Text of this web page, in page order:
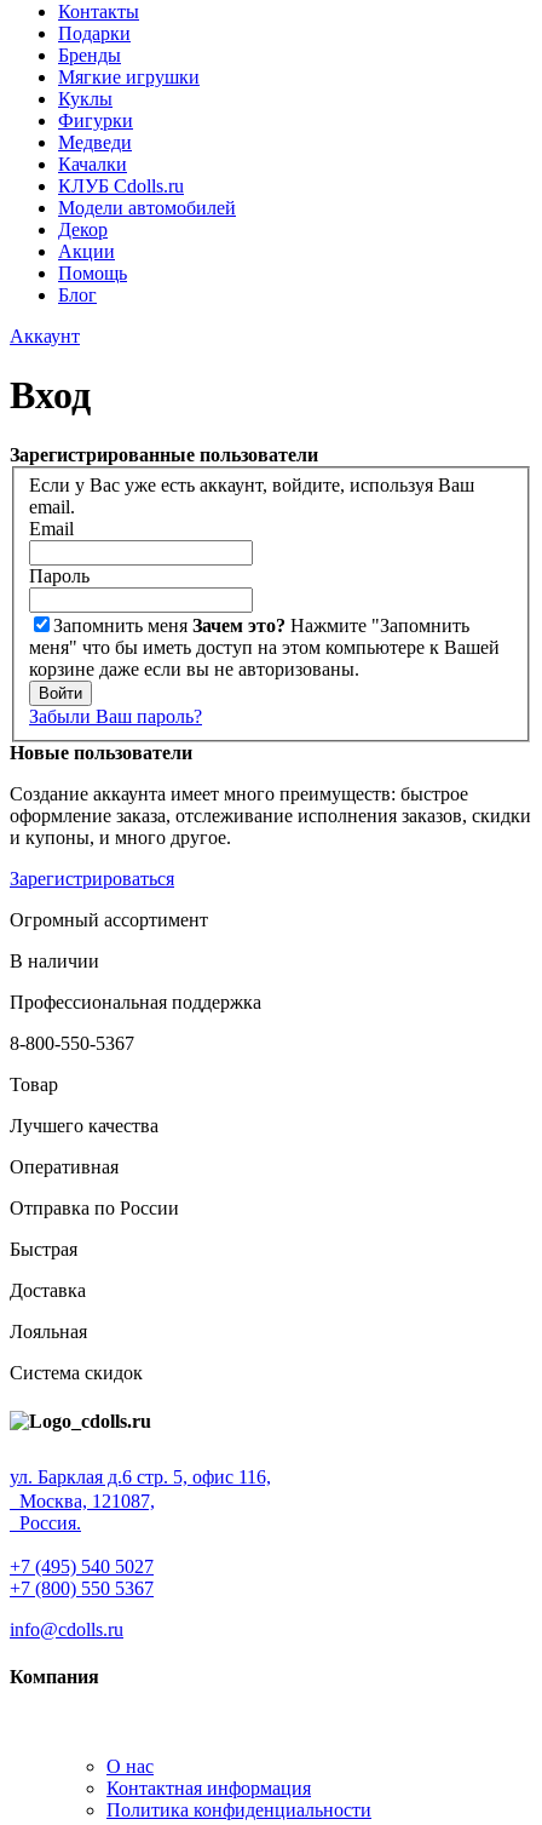
Контакты
Подарки
Бренды
Мягкие игрушки
Куклы
Фигурки
Медведи
Качалки
КЛУБ Cdolls.ru
Модели автомобилей
Декор
Акции
Помощь
Блог
Аккаунт
Вход
Зарегистрированные пользователи
Если у Вас уже есть аккаунт, войдите, используя Ваш
email.
Email
Пароль
Запомнить меня Зачем это? Нажмите "Запомнить
меня" что бы иметь доступ на этом компьютере к Вашей
корзине даже если вы не авторизованы.
Войти
Забыли Ваш пароль?
Новые пользователи
Создание аккаунта имеет много преимуществ: быстрое
оформление заказа, отслеживание исполнения заказов, скидки
и купоны, и много другое.
Зарегистрироваться
Огромный ассортимент
В наличии
Профессиональная поддержка
8-800-550-5367
Товар
Лучшего качества
Оперативная
Отправка по России
Быстрая
Доставка
Лояльная
Система скидок
ул. Барклая д.6 стр. 5, офис 116,
Москва, 121087,
Россия.
+7 (495) 540 5027
+7 (800) 550 5367
info@cdolls.ru
Компания
О нас
Контактная информация
Политика конфиденциальности